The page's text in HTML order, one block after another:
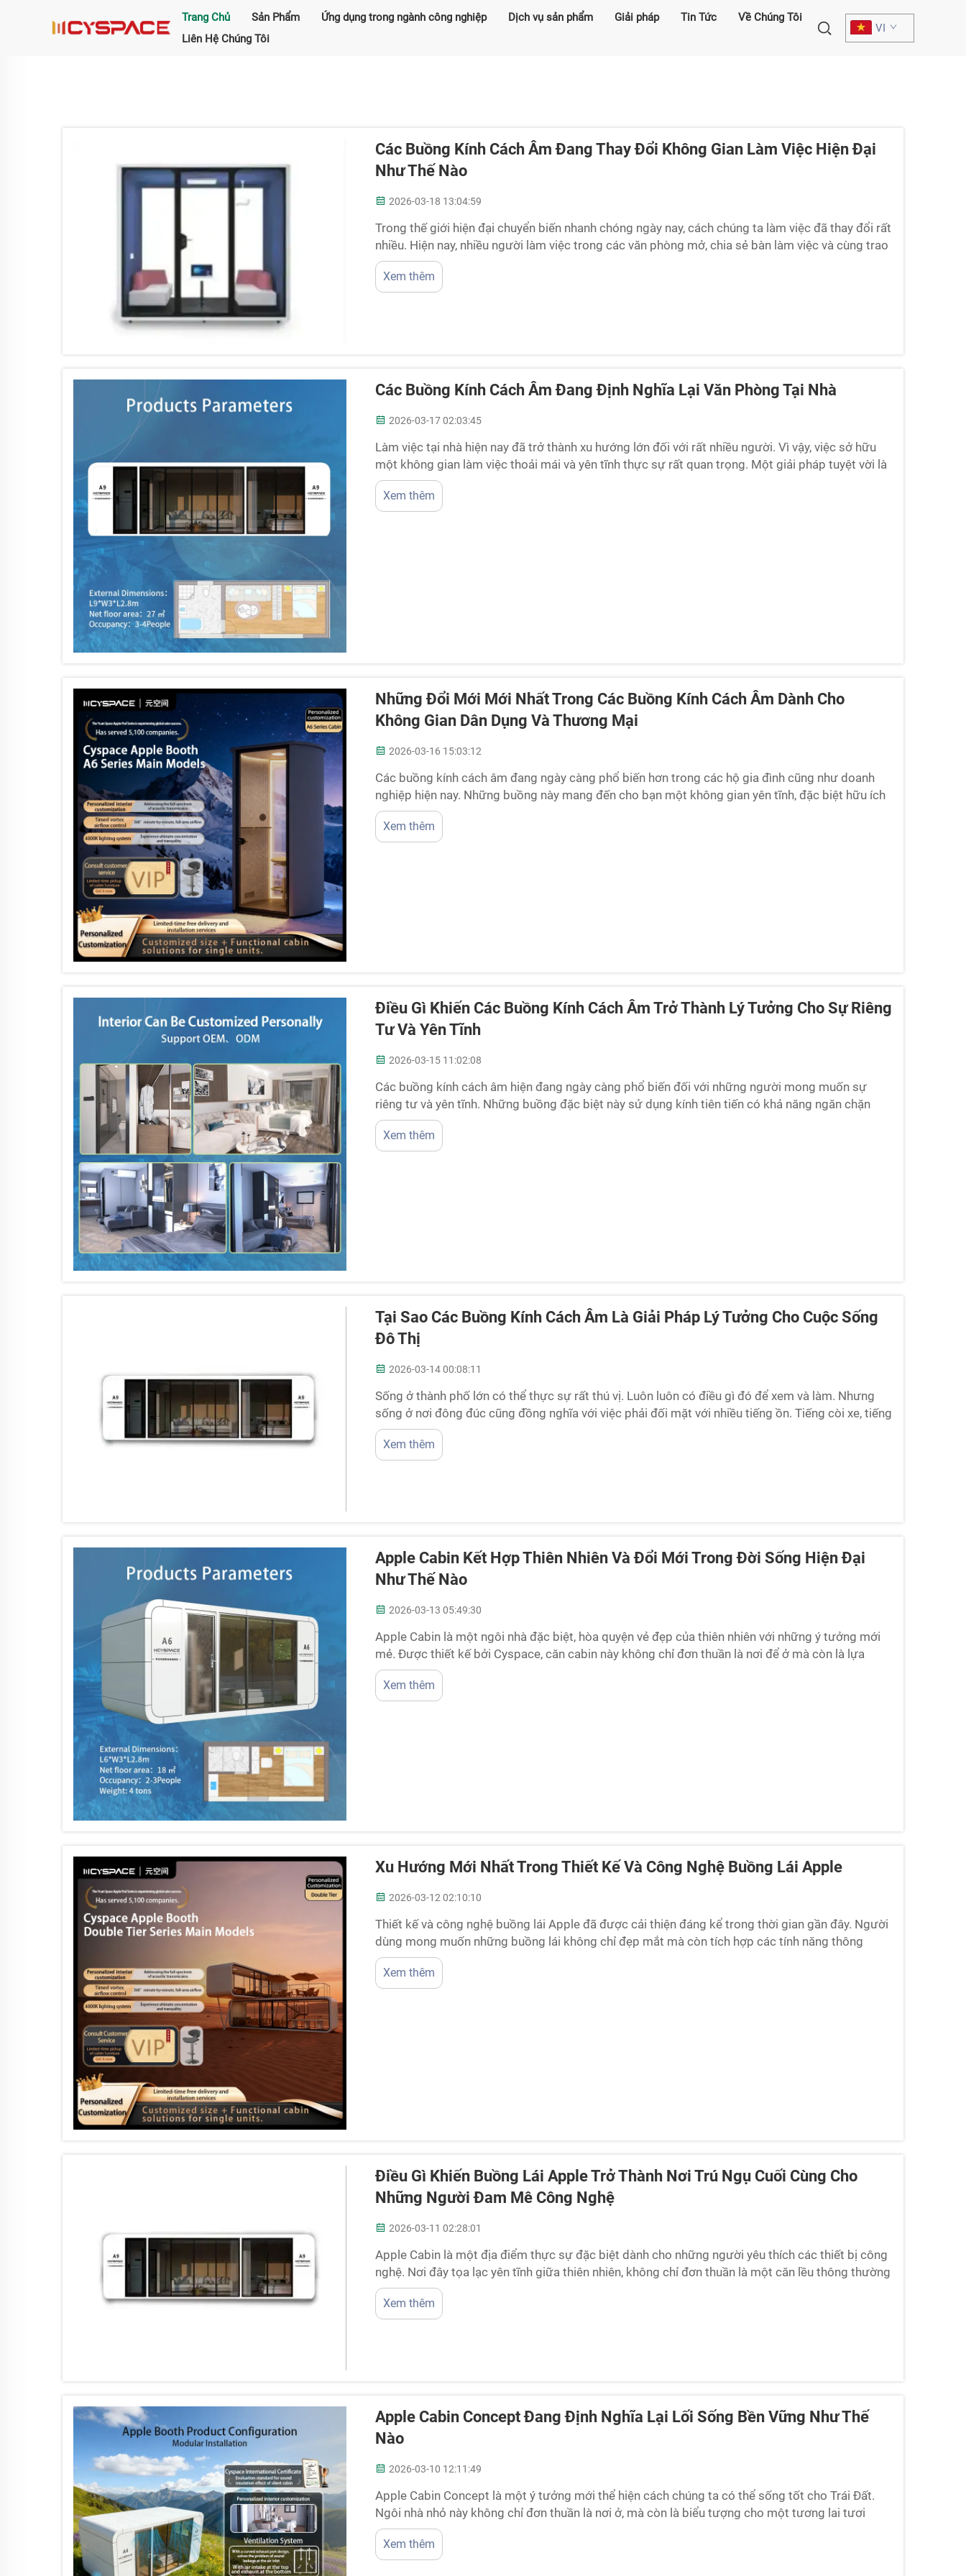
Trang Chủ Sản Phẩm Ứng dụng trong ngành công nghiệp Dịch vụ sản phẩm Giải pháp Tin Tức
Về Chúng Tôi
Liên Hệ Chúng Tôi
VI
Các Buồng Kính Cách Âm Đang Thay Đổi Không Gian Làm Việc Hiện Đại
Như Thế Nào
2026-03-18 13:04:59
Trong thế giới hiện đại chuyển biến nhanh chóng ngày nay, cách chúng ta làm việc đã thay đổi rất
nhiều. Hiện nay, nhiều người làm việc trong các văn phòng mở, chia sẻ bàn làm việc và cùng trao
đổi ý tưởng. Tuy nhiên, điều này khiến nơi làm việc trở nên ồn ào và dễ gây xao nhãng ở khắp mọi
nơi. Đó là lúc những buồng kính cách âm phát huy tác dụng. Những buồng đặc biệt này tạo ra
không gian làm việc...
Xem thêm
Các Buồng Kính Cách Âm Đang Định Nghĩa Lại Văn Phòng Tại Nhà
2026-03-17 02:03:45
Làm việc tại nhà hiện nay đã trở thành xu hướng lớn đối với rất nhiều người. Vì vậy, việc sở hữu
một không gian làm việc thoải mái và yên tĩnh thực sự rất quan trọng. Một giải pháp tuyệt vời là
các buồng kính cách âm. Chúng ngăn chặn tiếng ồn từ bên ngoài, từ đó tạo ra một không gian
yên tĩnh giúp bạn tập trung làm việc hiệu quả. C...
Xem thêm
Những Đổi Mới Mới Nhất Trong Các Buồng Kính Cách Âm Dành Cho
Không Gian Dân Dụng Và Thương Mại
2026-03-16 15:03:12
Các buồng kính cách âm đang ngày càng phổ biến hơn trong các hộ gia đình cũng như doanh
nghiệp hiện nay. Những buồng này mang đến cho bạn một không gian yên tĩnh, đặc biệt hữu ích
khi sinh sống tại những khu vực ồn ào, đông đúc. Các công ty như Cyspace đang sản xuất
những buồng này với một số công nghệ mới. Công nghệ này không chỉ giúp chặn tiếng ồn...
Xem thêm
Điều Gì Khiến Các Buồng Kính Cách Âm Trở Thành Lý Tưởng Cho Sự Riêng
Tư Và Yên Tĩnh
2026-03-15 11:02:08
Các buồng kính cách âm hiện đang ngày càng phổ biến đối với những người mong muốn sự
riêng tư và yên tĩnh. Những buồng đặc biệt này sử dụng kính tiên tiến có khả năng ngăn chặn
tiếng ồn từ bên ngoài xâm nhập. Hãy tưởng tượng bạn đang ngồi trong một không gian yên tĩnh,
có thể suy nghĩ rõ ràng, làm việc hiệu quả hoặc đơn giản là thư giãn mà không bị làm phiền bởi…
Xem thêm
Tại Sao Các Buồng Kính Cách Âm Là Giải Pháp Lý Tưởng Cho Cuộc Sống
Đô Thị
2026-03-14 00:08:11
Sống ở thành phố lớn có thể thực sự rất thú vị. Luôn luôn có điều gì đó để xem và làm. Nhưng
sống ở nơi đông đúc cũng đồng nghĩa với việc phải đối mặt với nhiều tiếng ồn. Tiếng còi xe, tiếng
xây dựng vang vọng, tiếng nói chuyện to của người dân ngay cả vào buổi tối muộn. Những tiếng
ồn này khiến việc thư giãn hoặc tập trung trở nên khó khăn...
Xem thêm
Apple Cabin Kết Hợp Thiên Nhiên Và Đổi Mới Trong Đời Sống Hiện Đại
Như Thế Nào
2026-03-13 05:49:30
Apple Cabin là một ngôi nhà đặc biệt, hòa quyện vẻ đẹp của thiên nhiên với những ý tưởng mới
mẻ. Được thiết kế bởi Cyspace, căn cabin này không chỉ đơn thuần là nơi để ở mà còn là lựa
chọn thông minh dành cho những người quan tâm đến hành tinh. Với thiết kế độc đáo và các
tính năng nổi bật, Apple Cabin chứng minh rằng chúng ta có thể sống...
Xem thêm
Xu Hướng Mới Nhất Trong Thiết Kế Và Công Nghệ Buồng Lái Apple
2026-03-12 02:10:10
Thiết kế và công nghệ buồng lái Apple đã được cải thiện đáng kể trong thời gian gần đây. Người
dùng mong muốn những buồng lái không chỉ đẹp mắt mà còn tích hợp các tính năng thông
minh. Với Cyspace, chúng tôi nỗ lực thiết kế các buồng lái kết hợp hài hòa giữa phong cách tinh
tế và công nghệ tiên tiến. Nhờ đó, bạn sẽ sở hữu một không gian thoải mái và cảm giác...
Xem thêm
Điều Gì Khiến Buồng Lái Apple Trở Thành Nơi Trú Ngụ Cuối Cùng Cho
Những Người Đam Mê Công Nghệ
2026-03-11 02:28:01
Apple Cabin là một địa điểm thực sự đặc biệt dành cho những người yêu thích các thiết bị công
nghệ. Nơi đây tọa lạc yên tĩnh giữa thiên nhiên, không chỉ đơn thuần là một căn lều thông thường
mà còn giống như một thiên đường công nghệ do Cyspace xây dựng. Bạn thức dậy với cảm
giác ấm cúng và có đầy đủ mọi thứ cần thiết để cảm thấy thoải mái trong khi ngắm nhìn khung
cảnh tuyệt đẹp bên ngoài...
Xem thêm
Apple Cabin Concept Đang Định Nghĩa Lại Lối Sống Bền Vững Như Thế
Nào
2026-03-10 12:11:49
Apple Cabin Concept là một ý tưởng mới thể hiện cách chúng ta có thể sống tốt cho Trái Đất.
Ngôi nhà nhỏ này không chỉ đơn thuần là nơi ở, mà còn là biểu tượng cho một tương lai tươi
sáng hơn. Nó sử dụng công nghệ thông minh và các vật liệu tự nhiên để tạo nên một không gian
vừa ấm cúng, vừa thân thiện với hành tinh. Ngôi nhà nhỏ này hoạt động bằng năng lượng...
Xem thêm